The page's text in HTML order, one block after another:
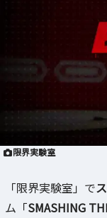
限界実験室
「限界実験室」で
ム「SMASHING